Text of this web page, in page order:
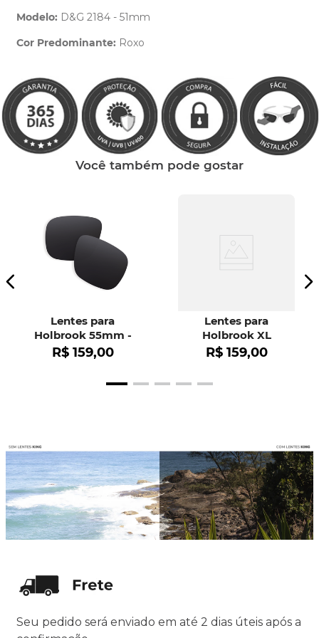
Modelo: D&G 2184 - 51mm
Cor Predominante: Roxo
Você também pode gostar
Lentes para
Holbrook 55mm -
OO9102
R$ 159,00
Lentes para
Holbrook XL
R$ 159,00
Seu pedido será enviado em até 2 dias úteis após a